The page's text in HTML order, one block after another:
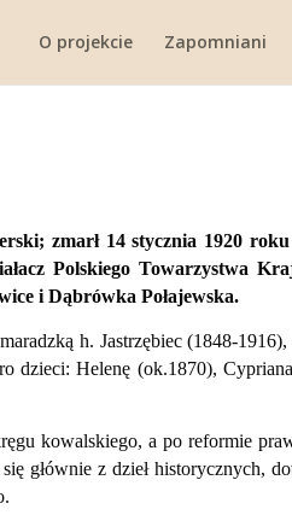
O projekcie Zapomniani
zmarł 14 stycznia 1920
Polskiego Towarzystwa
i Dąbrówka Połajewska.
h. Jastrzębiec (1848-
dzieci: Helenę (ok.1870),
kowalskiego, a po reformie
głównie z dzieł historycznych,